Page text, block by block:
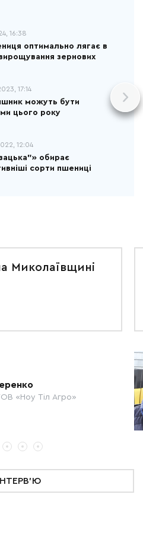
16:38
оптимально лягає в
зернових
17:14
можуть бути
цього року
12:04
обирає
сорти пшениці
Миколаївщині
«Ноу Тіл Агро»